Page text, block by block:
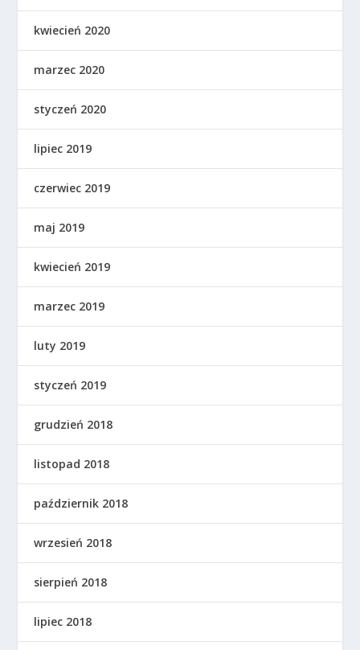
kwiecień 2020
marzec 2020
styczeń 2020
lipiec 2019
czerwiec 2019
maj 2019
kwiecień 2019
marzec 2019
luty 2019
styczeń 2019
grudzień 2018
listopad 2018
październik 2018
wrzesień 2018
sierpień 2018
lipiec 2018